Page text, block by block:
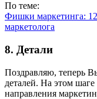
По теме:
Фишки маркетинга:
маркетолога
8. Детали
Поздравляю, теперь
деталей. На этом
направления